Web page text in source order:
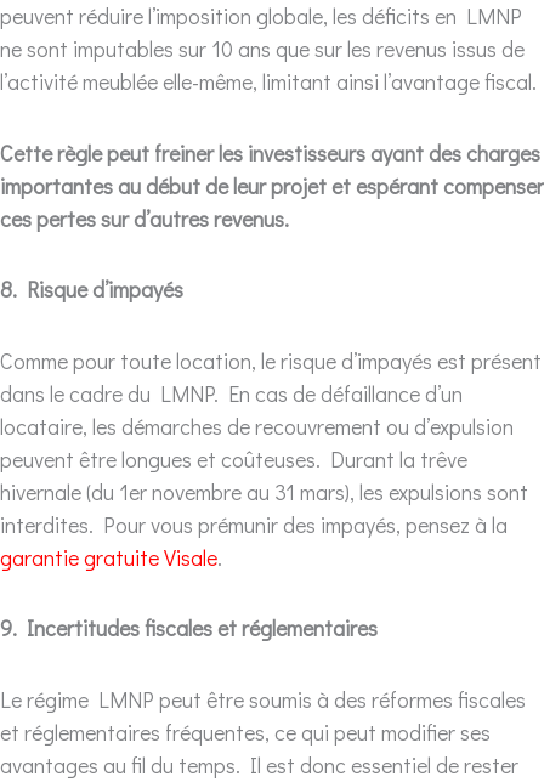
peuvent réduire l’imposition globale, les déficits en LMNP
ne sont imputables sur 10 ans que sur les revenus issus de
l’activité meublée elle-même, limitant ainsi l’avantage fiscal.
Cette règle peut freiner les investisseurs ayant des charges
importantes au début de leur projet et espérant compenser
ces pertes sur d’autres revenus.
8. Risque d’impayés
Comme pour toute location, le risque d’impayés est présent
dans le cadre du LMNP. En cas de défaillance d’un
locataire, les démarches de recouvrement ou d’expulsion
peuvent être longues et coûteuses. Durant la trêve
hivernale (du 1er novembre au 31 mars), les expulsions sont
interdites. Pour vous prémunir des impayés, pensez à la
garantie gratuite Visale.
9. Incertitudes fiscales et réglementaires
Le régime LMNP peut être soumis à des réformes fiscales
et réglementaires fréquentes, ce qui peut modifier ses
avantages au fil du temps. Il est donc essentiel de rester